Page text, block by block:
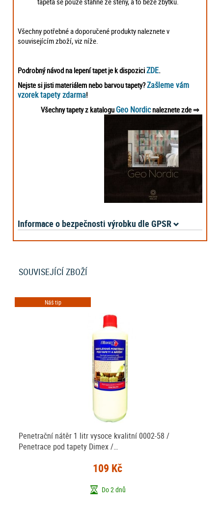
Všechny potřebné a doporučené produkty naleznete v
souvisejícím zboží, viz níže.
Podrobný návod na lepení tapet je k dispoziciZDE.
Nejste si jisti materiálem nebo barvou tapety?Zašleme vám
vzorek tapety zdarma!
Všechny tapety z katalogu Geo Nordicnaleznete zde⇒
Informace o bezpečnosti výrobku dle GPSR
SOUVISEJÍCÍ ZBOŽÍ
Náš tip
Penetrační nátěr 1 litr vysoce kvalitní 0002-58 /
Penetrace pod tapety Dimex /…
109 Kč
Do 2 dnů